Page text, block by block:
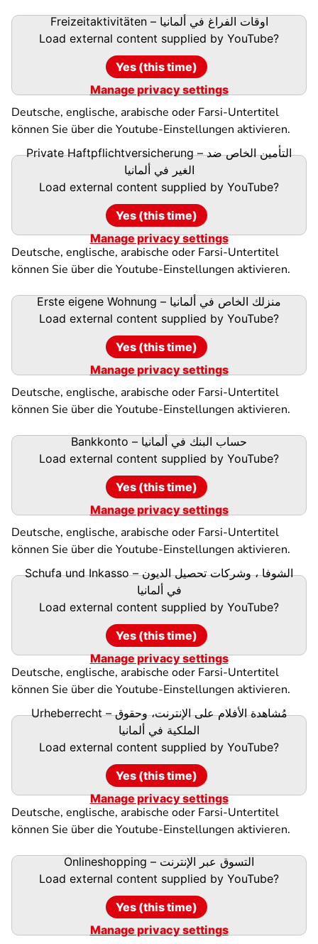
Freizeitaktivitäten – اوقات الفراغ في ألمانيا
Load external content supplied by YouTube?
Yes (this time)
Manage privacy settings
Deutsche, englische, arabische oder Farsi-Untertitel
können Sie über die Youtube-Einstellungen aktivieren.
Private Haftpflichtversicherung – التأمين الخاص ضد
الغير في ألمانيا
Load external content supplied by YouTube?
Yes (this time)
Manage privacy settings
Deutsche, englische, arabische oder Farsi-Untertitel
können Sie über die Youtube-Einstellungen aktivieren.
Erste eigene Wohnung – منزلك الخاص في ألمانيا
Load external content supplied by YouTube?
Yes (this time)
Manage privacy settings
Deutsche, englische, arabische oder Farsi-Untertitel
können Sie über die Youtube-Einstellungen aktivieren.
Bankkonto – حساب البنك في ألمانيا
Load external content supplied by YouTube?
Yes (this time)
Manage privacy settings
Deutsche, englische, arabische oder Farsi-Untertitel
können Sie über die Youtube-Einstellungen aktivieren.
Schufa und Inkasso – الشوفا ، وشركات تحصيل الديون
في ألمانيا
Load external content supplied by YouTube?
Yes (this time)
Manage privacy settings
Deutsche, englische, arabische oder Farsi-Untertitel
können Sie über die Youtube-Einstellungen aktivieren.
Urheberrecht – مُشاهدة الأفلام على الإنترنت، وحقوق
الملكية في ألمانيا
Load external content supplied by YouTube?
Yes (this time)
Manage privacy settings
Deutsche, englische, arabische oder Farsi-Untertitel
können Sie über die Youtube-Einstellungen aktivieren.
Onlineshopping – التسوق عبر الإنترنت
Load external content supplied by YouTube?
Yes (this time)
Manage privacy settings